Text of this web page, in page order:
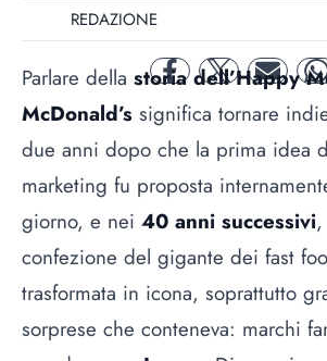
REDAZIONE
facebooktwitter mail
Parlare della storia dell’Happy
McDonald’s significa tornare
due anni dopo che la prima idea
marketing fu proposta
giorno, e nei 40 anni successivi
confezione del gigante dei fast
trasformata in icona, soprattutto
sorprese che conteneva: marchi